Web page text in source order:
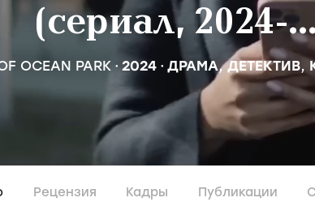
(сериал, 2024-
OCEAN PARK 2024 ДРАМА,ДЕТЕКТИВ,
Рецензия Кадры Публикации